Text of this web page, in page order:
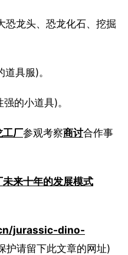
恐龙头、恐龙化石、挖掘
具服)。
的小道具)。
工厂参观考察商讨合作事
来十年的发展模式
jurassic-dino-
护请留下此文章的网址)